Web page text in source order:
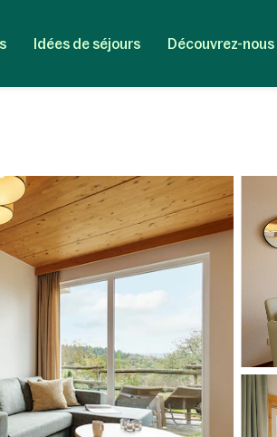
Idées de séjours Découvrez-nous